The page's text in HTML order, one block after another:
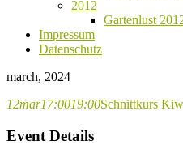
2012
Gartenlust
Impressum
Datenschutz
march, 2024
12mar17:0019:00Schnittkurs
Event Details